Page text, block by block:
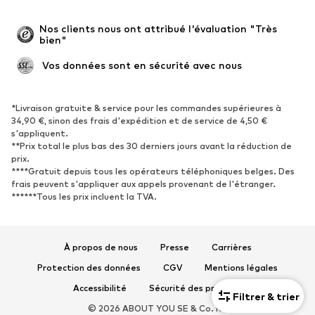
Filtrer & trier
Occasions spéciales
Exclusif
Remise à neuf
Nouveautés
Tendance
Baskets
Bottines
Escarpins et talons hauts
Bottes
Sandales
Chaussures basses
Chaussures de sport
Ballerines
Vêtements de sport
Disciplines sportives
Chaussures de sport
Sacs à dos et sacs de sport
Nos clients nous ont attribué l'évaluation "Très
bien"
Vos données sont en sécurité avec nous
*Livraison gratuite & service pour les commandes supérieures à
34,90 €, sinon des frais d'expédition et de service de 4,50 €
s'appliquent.
**Prix total le plus bas des 30 derniers jours avant la réduction de
prix.
****Gratuit depuis tous les opérateurs téléphoniques belges. Des
frais peuvent s'appliquer aux appels provenant de l'étranger.
******Tous les prix incluent la TVA.
À propos de nous Presse
Carrières
Protection des données
CGV
Mentions légales
Accessibilité
Sécurité des produits
© 2026 ABOUT YOU SE & Co. KG